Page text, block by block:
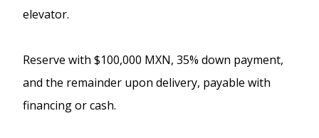
elevator.
Reserve with $100,000 MXN, 35% down payment,
and the remainder upon delivery, payable with
financing or cash.